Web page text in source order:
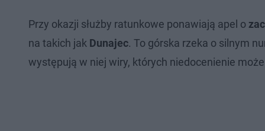
Przy okazji służby ratunkowe ponawiają apel o
na takich jak Dunajec. To górska rzeka o silnym
występują w niej wiry, których niedocenienie